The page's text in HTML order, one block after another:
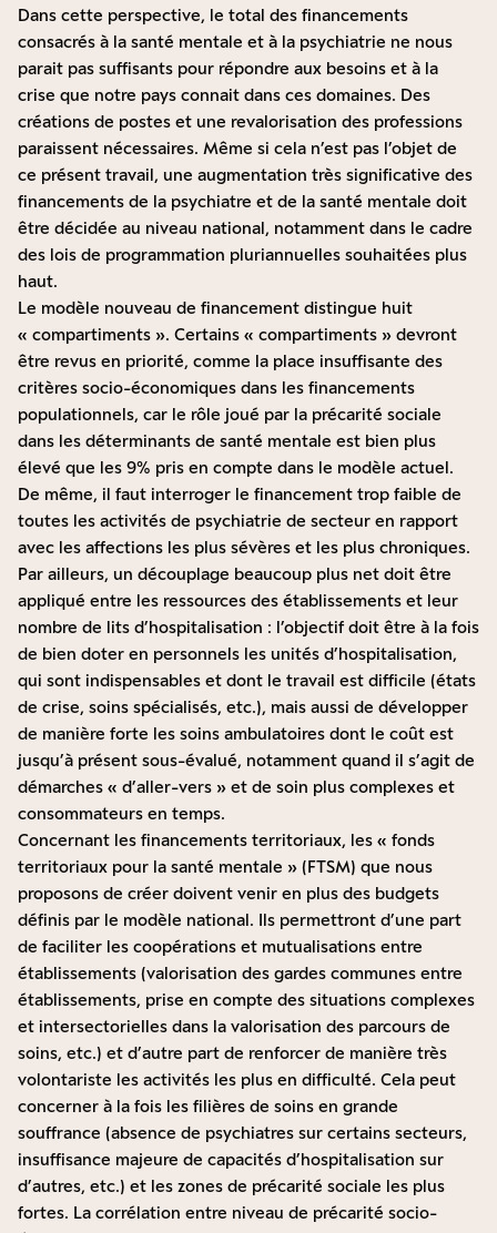
Dans cette perspective, le total des financements
consacrés à la santé mentale et à la psychiatrie ne nous
parait pas suffisants pour répondre aux besoins et à la
crise que notre pays connait dans ces domaines. Des
créations de postes et une revalorisation des professions
paraissent nécessaires. Même si cela n’est pas l’objet de
ce présent travail, une augmentation très significative des
financements de la psychiatre et de la santé mentale doit
être décidée au niveau national, notamment dans le cadre
des lois de programmation pluriannuelles souhaitées plus
haut.
Le modèle nouveau de financement distingue huit
« compartiments ». Certains « compartiments » devront
être revus en priorité, comme la place insuffisante des
critères socio-économiques dans les financements
populationnels, car le rôle joué par la précarité sociale
dans les déterminants de santé mentale est bien plus
élevé que les 9% pris en compte dans le modèle actuel.
De même, il faut interroger le financement trop faible de
toutes les activités de psychiatrie de secteur en rapport
avec les affections les plus sévères et les plus chroniques.
Par ailleurs, un découplage beaucoup plus net doit être
appliqué entre les ressources des établissements et leur
nombre de lits d’hospitalisation : l’objectif doit être à la fois
de bien doter en personnels les unités d’hospitalisation,
qui sont indispensables et dont le travail est difficile (états
de crise, soins spécialisés, etc.), mais aussi de développer
de manière forte les soins ambulatoires dont le coût est
jusqu’à présent sous-évalué, notamment quand il s’agit de
démarches « d’aller-vers » et de soin plus complexes et
consommateurs en temps.
Concernant les financements territoriaux, les « fonds
territoriaux pour la santé mentale » (FTSM) que nous
proposons de créer doivent venir en plus des budgets
définis par le modèle national. Ils permettront d’une part
de faciliter les coopérations et mutualisations entre
établissements (valorisation des gardes communes entre
établissements, prise en compte des situations complexes
et intersectorielles dans la valorisation des parcours de
soins, etc.) et d’autre part de renforcer de manière très
volontariste les activités les plus en difficulté. Cela peut
concerner à la fois les filières de soins en grande
souffrance (absence de psychiatres sur certains secteurs,
insuffisance majeure de capacités d’hospitalisation sur
d’autres, etc.) et les zones de précarité sociale les plus
fortes. La corrélation entre niveau de précarité socio-